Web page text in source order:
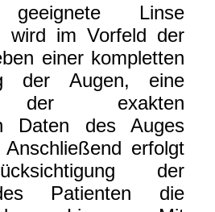
Linse
wird im Vorfeld der
einer kompletten
der Augen, eine
der exakten
Daten des Auges
Anschließend erfolgt
der
Patienten die